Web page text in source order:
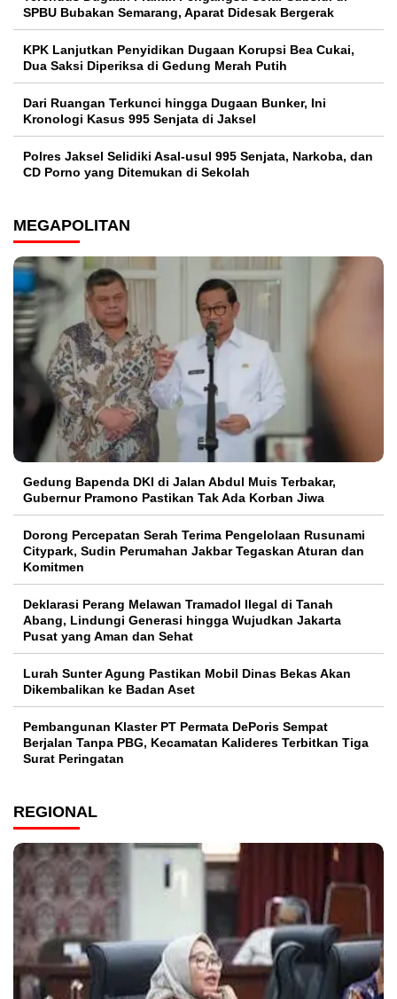
SPBU Bubakan Semarang, Aparat Didesak Bergerak
KPK Lanjutkan Penyidikan Dugaan Korupsi Bea Cukai,
Dua Saksi Diperiksa di Gedung Merah Putih
Dari Ruangan Terkunci hingga Dugaan Bunker, Ini
Kronologi Kasus 995 Senjata di Jaksel
Polres Jaksel Selidiki Asal-usul 995 Senjata, Narkoba, dan
CD Porno yang Ditemukan di Sekolah
MEGAPOLITAN
Gedung Bapenda DKI di Jalan Abdul Muis Terbakar,
Gubernur Pramono Pastikan Tak Ada Korban Jiwa
Dorong Percepatan Serah Terima Pengelolaan Rusunami
Citypark, Sudin Perumahan Jakbar Tegaskan Aturan dan
Komitmen
Deklarasi Perang Melawan Tramadol Ilegal di Tanah
Abang, Lindungi Generasi hingga Wujudkan Jakarta
Pusat yang Aman dan Sehat
Lurah Sunter Agung Pastikan Mobil Dinas Bekas Akan
Dikembalikan ke Badan Aset
Pembangunan Klaster PT Permata DePoris Sempat
Berjalan Tanpa PBG, Kecamatan Kalideres Terbitkan Tiga
Surat Peringatan
REGIONAL